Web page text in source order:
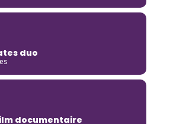
duo
documentaire